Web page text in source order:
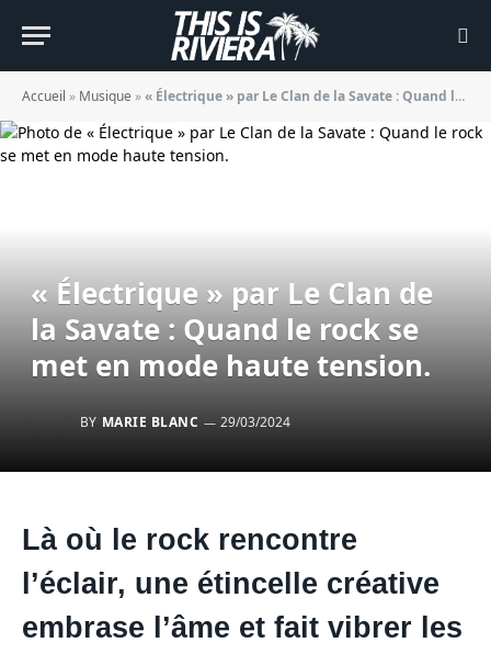
Accueil » Musique »« Électrique » par Le Clan de la Savate : Quand le rock se met en mode haute tension.
« Électrique » par Le Clan de
la Savate : Quand le rock se
met en mode haute tension.
BY MARIE BLANC 29/03/2024
Là où le rock rencontre
l’éclair, une étincelle créative
embrase l’âme et fait vibrer les